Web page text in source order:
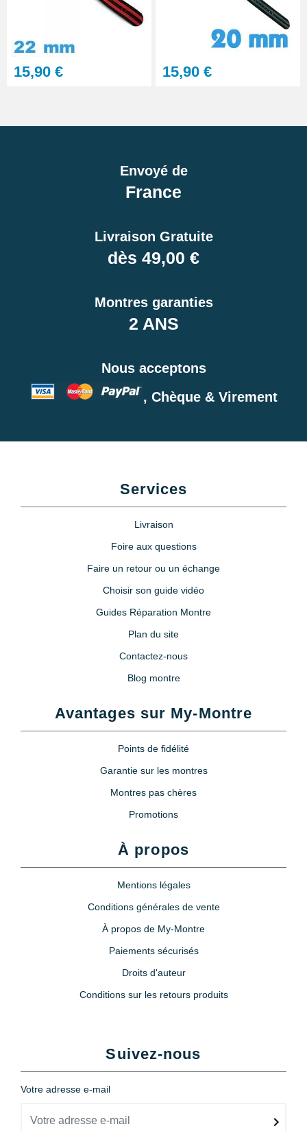
15,90 € 15,90 €
Envoyé de
France
Livraison Gratuite
dès 49,00 €
Montres garanties
2 ANS
Nous acceptons
, Chèque & Virement
Services
Livraison
Foire aux questions
Faire un retour ou un échange
Choisir son guide vidéo
Guides Réparation Montre
Plan du site
Contactez-nous
Blog montre
Avantages sur My-Montre
Points de fidélité
Garantie sur les montres
Montres pas chères
Promotions
À propos
Mentions légales
Conditions générales de vente
À propos de My-Montre
Paiements sécurisés
Droits d'auteur
Conditions sur les retours produits
Suivez-nous
Votre adresse e-mail